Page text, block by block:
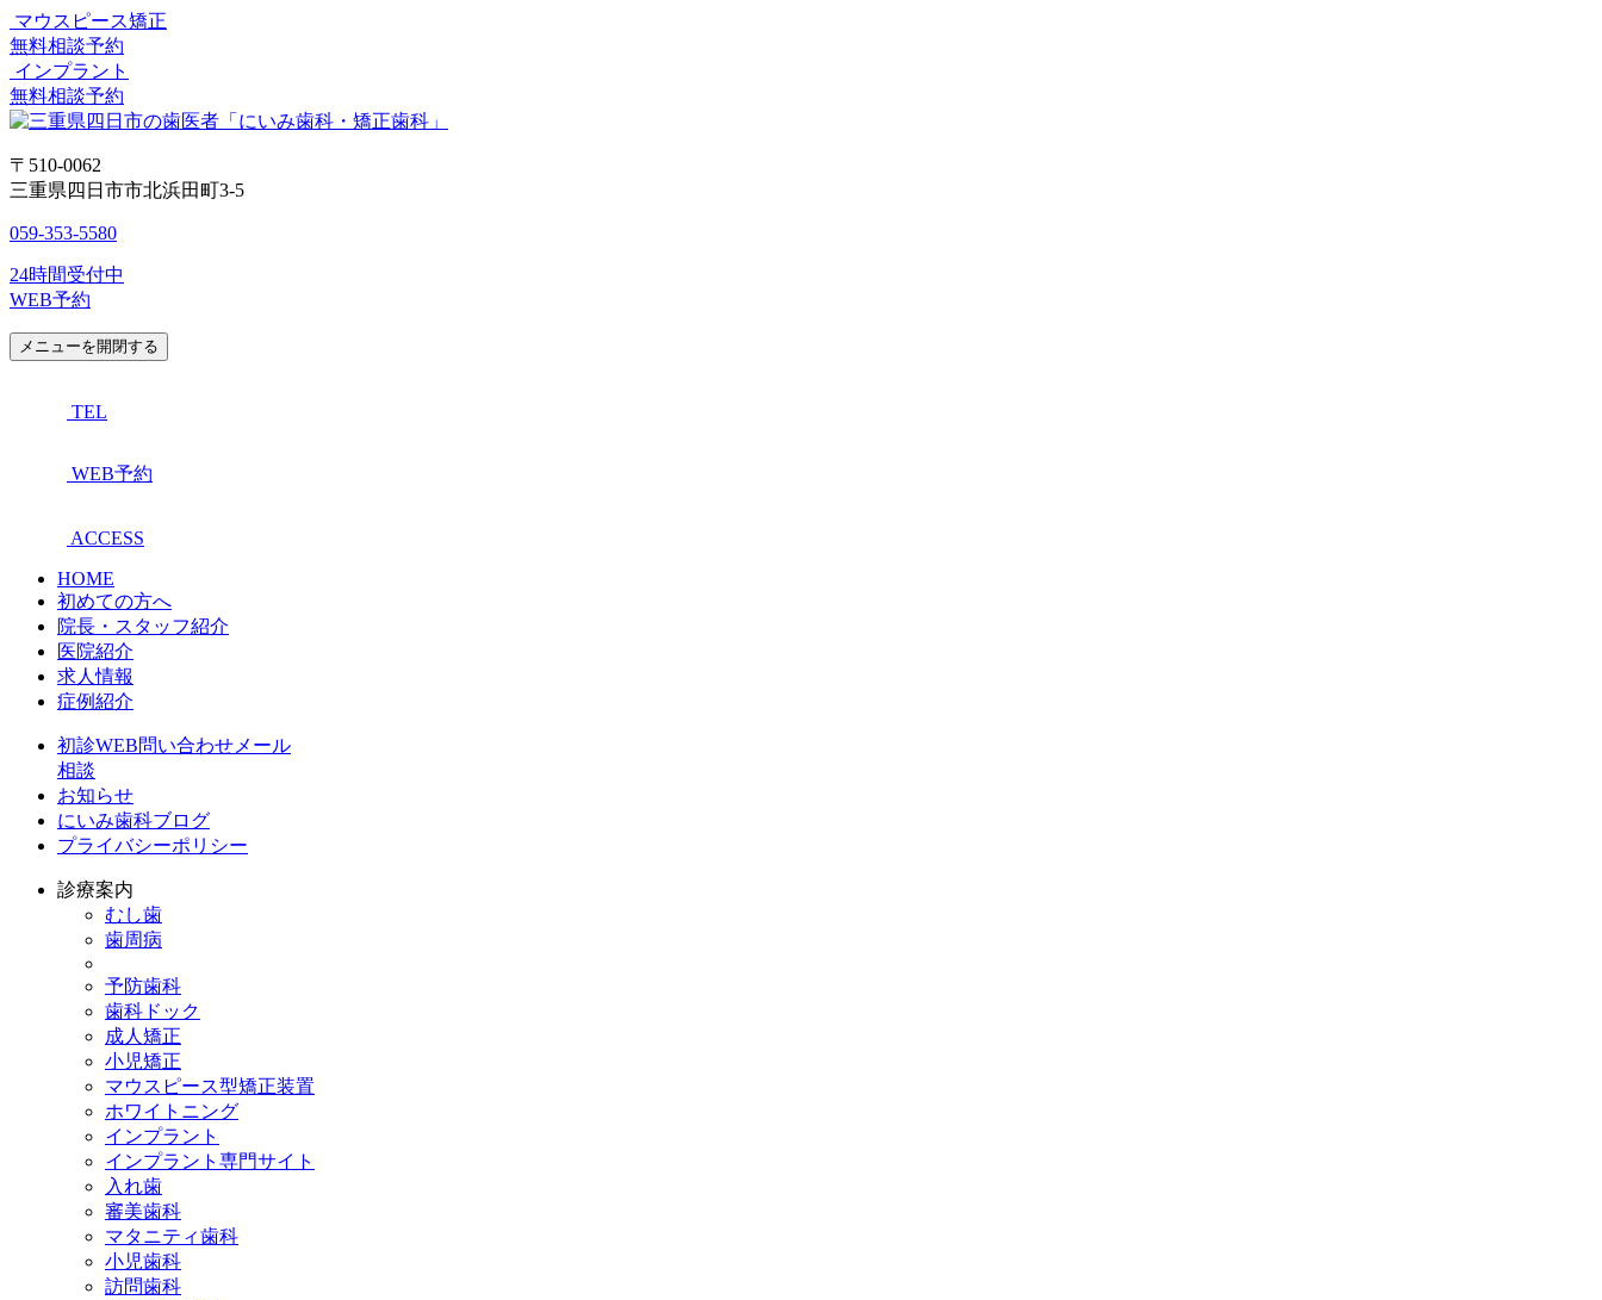
マウスピース矯正
無料相談予約
インプラント
無料相談予約
〒510-0062
三重県四日市市北浜田町3-5
059-353-5580
24時間受付中
WEB予約
メニューを開閉する
TEL
WEB予約
ACCESS
HOME
初めての方へ
院長・スタッフ紹介
医院紹介
求人情報
症例紹介
初診WEB問い合わせメール
相談
お知らせ
にいみ歯科ブログ
プライバシーポリシー
診療案内
むし歯
歯周病
予防歯科
歯科ドック
成人矯正
小児矯正
マウスピース型矯正装置
ホワイトニング
インプラント
インプラント専門サイト
入れ歯
審美歯科
マタニティ歯科
小児歯科
訪問歯科